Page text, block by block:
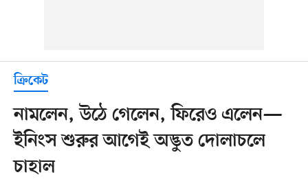
ক্রিকেট
নামলেন, উঠে গেলেন, ফিরেও এলেন—
ইনিংস শুরুর আগেই অদ্ভুত দোলাচলে
চাহাল